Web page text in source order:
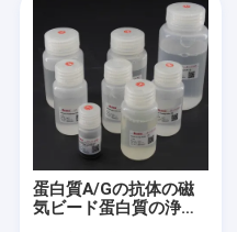
蛋白質A/Gの抗体の磁
気ビード蛋白質の浄化